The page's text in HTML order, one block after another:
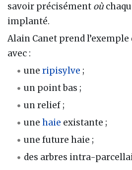
savoir précisément où
implanté.
Alain Canet prend l’exemple
avec :
uneripisylve ;
un point bas ;
un relief ;
unehaie existante ;
une future haie ;
des arbres intra-